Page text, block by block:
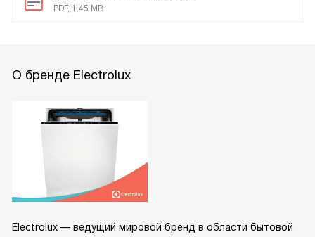
PDF, 1.45 MB
О бренде Electrolux
Electrolux — ведущий мировой бренд в области бытовой